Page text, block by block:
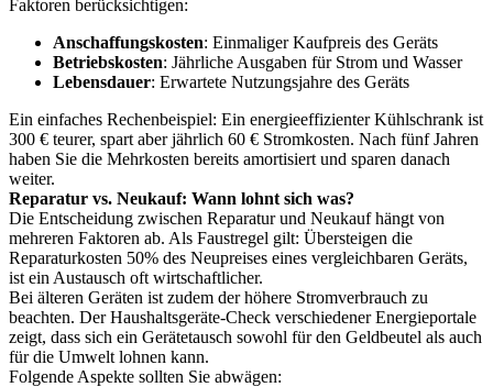
Faktoren berücksichtigen:
Anschaffungskosten: Einmaliger Kaufpreis des Geräts
Betriebskosten: Jährliche Ausgaben für Strom und Wasser
Lebensdauer: Erwartete Nutzungsjahre des Geräts
Ein einfaches Rechenbeispiel: Ein energieeffizienter Kühlschrank ist
300 € teurer, spart aber jährlich 60 € Stromkosten. Nach fünf Jahren
haben Sie die Mehrkosten bereits amortisiert und sparen danach
weiter.
Reparatur vs. Neukauf: Wann lohnt sich was?
Die Entscheidung zwischen Reparatur und Neukauf hängt von
mehreren Faktoren ab. Als Faustregel gilt: Übersteigen die
Reparaturkosten 50% des Neupreises eines vergleichbaren Geräts,
ist ein Austausch oft wirtschaftlicher.
Bei älteren Geräten ist zudem der höhere Stromverbrauch zu
beachten. Der Haushaltsgeräte-Check verschiedener Energieportale
zeigt, dass sich ein Gerätetausch sowohl für den Geldbeutel als auch
für die Umwelt lohnen kann.
Folgende Aspekte sollten Sie abwägen: